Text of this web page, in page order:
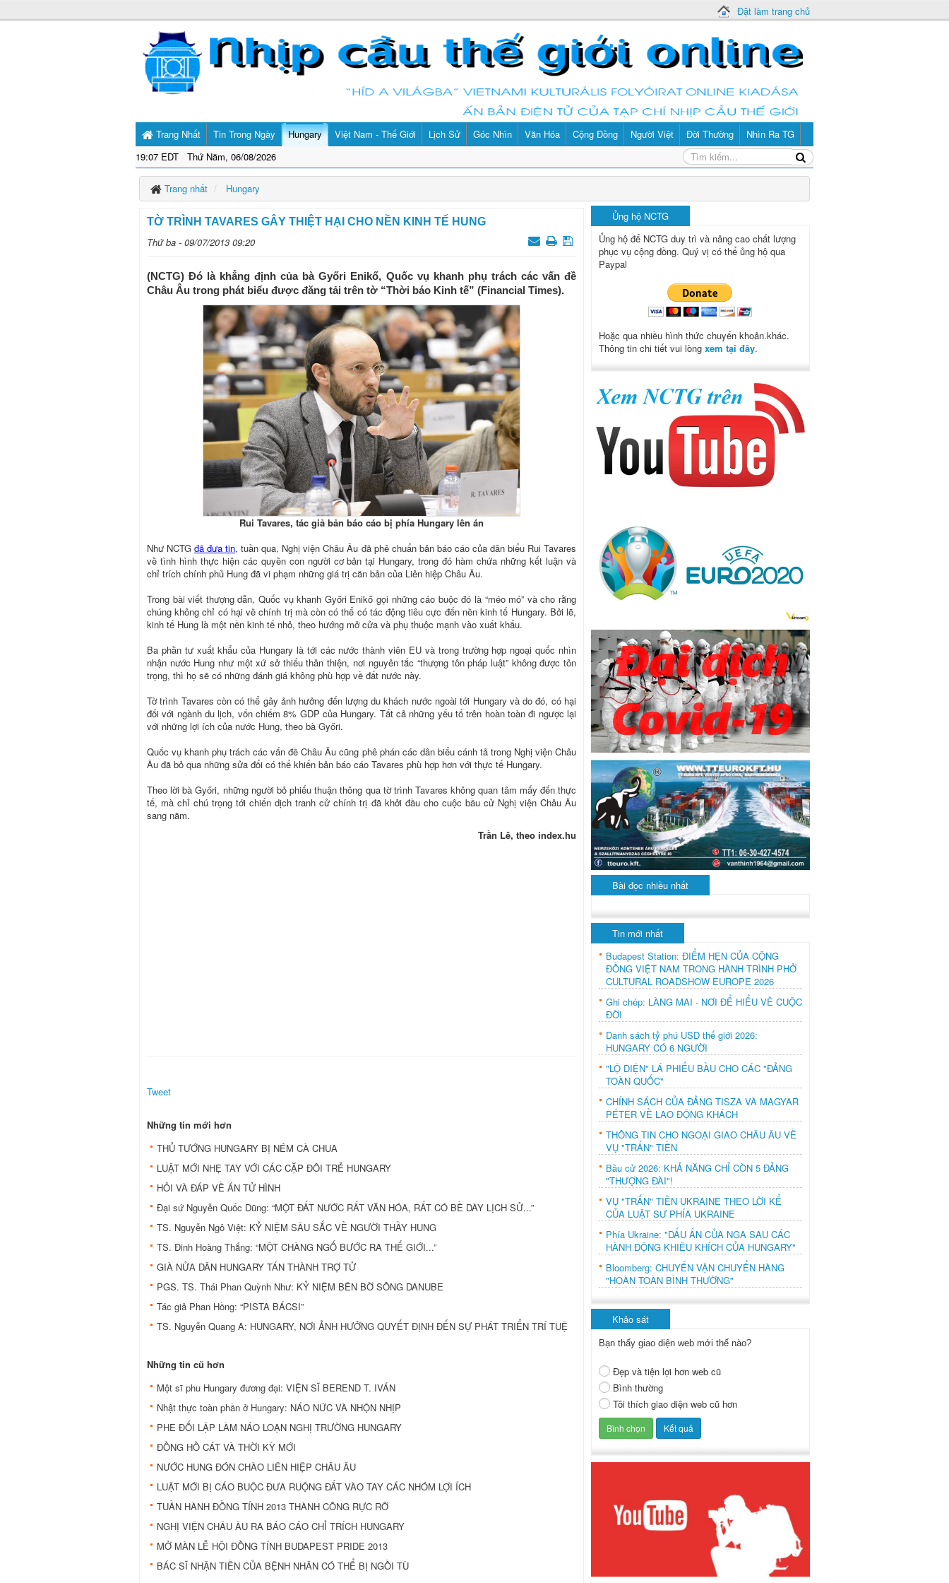
Đặt làm trang chủ
Trang Nhất
19:07 EDT Thứ Năm, 06/08/2026
Tin Trong Ngày Hungary Việt Nam - Thế Giới Lịch Sử Góc Nhìn Văn Hóa Cộng Đồng Người Việt Đời Thường Nhìn Ra TG
Trang nhất Hungary
TỜ TRÌNH TAVARES GÂY THIỆT HẠI CHO NỀN KINH TẾ HUNG
Thứ ba - 09/07/2013 09:20
(NCTG) Đó là khẳng định của bà Győri Enikő, Quốc vụ khanh phụ trách các vấn đề
Châu Âu trong phát biểu được đăng tải trên tờ “Thời báo Kinh tế” (Financial Times).
Rui Tavares, tác giả bản báo cáo bị phía Hungary lên án
Như NCTGđã đưa tin, tuần qua, Nghị viện Châu Âu đã phê chuẩn bản báo cáo của dân biểu Rui Tavares
về tình hình thực hiện các quyền con người cơ bản tại Hungary, trong đó hàm chứa những kết luận và
chỉ trích chính phủ Hung đã vi phạm những giá trị căn bản của Liên hiệp Châu Âu.
Trong bài viết thượng dẫn, Quốc vụ khanh Győri Enikő gọi những cáo buộc đó là “méo mó” và cho rằng
chúng không chỉ có hại về chính trị mà còn có thể có tác động tiêu cực đến nền kinh tế Hungary. Bởi lẽ,
kinh tế Hung là một nền kinh tế nhỏ, theo hướng mở cửa và phụ thuộc mạnh vào xuất khẩu.
Ba phần tư xuất khẩu của Hungary là tới các nước thành viên EU và trong trường hợp ngoại quốc nhìn
nhận nước Hung như một xứ sở thiếu thân thiện, nơi nguyên tắc “thượng tôn pháp luật” không được tôn
trọng, thì họ sẽ có những đánh giá không phù hợp về đất nước này.
Tờ trình Tavares còn có thể gây ảnh hưởng đến lượng du khách nước ngoài tới Hungary và do đó, có hại
đối với ngành du lịch, vốn chiếm 8% GDP của Hungary. Tất cả những yếu tố trên hoàn toàn đi ngược lại
với những lợi ích của nước Hung, theo bà Győri.
Quốc vụ khanh phụ trách các vấn đề Châu Âu cũng phê phán các dân biểu cánh tả trong Nghị viện Châu
Âu đã bỏ qua những sửa đổi có thể khiến bản báo cáo Tavares phù hợp hơn với thực tế Hungary.
Theo lời bà Győri, những người bỏ phiếu thuận thông qua tờ trình Tavares không quan tâm mấy đến thực
tế, mà chỉ chú trọng tới chiến dịch tranh cử chính trị đã khởi đầu cho cuộc bầu cử Nghị viện Châu Âu
sang năm.
Trần Lê, theo index.hu
Tweet
Những tin mới hơn
THỦ TƯỚNG HUNGARY BỊ NÉM CÀ CHUA
LUẬT MỚI NHẸ TAY VỚI CÁC CẶP ĐÔI TRẺ HUNGARY
HỎI VÀ ĐÁP VỀ ÁN TỬ HÌNH
Đại sứ Nguyễn Quốc Dũng: “MỘT ĐẤT NƯỚC RẤT VĂN HÓA, RẤT CÓ BỀ DÀY LỊCH SỬ...”
TS. Nguyễn Ngô Việt: KỶ NIỆM SÂU SẮC VỀ NGƯỜI THẦY HUNG
TS. Đinh Hoàng Thắng: “MỘT CHÀNG NGỐ BƯỚC RA THẾ GIỚI...”
GIÀ NỬA DÂN HUNGARY TÁN THÀNH TRỢ TỬ
PGS. TS. Thái Phan Quỳnh Như: KỶ NIỆM BÊN BỜ SÔNG DANUBE
Tác giả Phan Hồng: “PISTA BÁCSI”
TS. Nguyễn Quang A: HUNGARY, NƠI ẢNH HƯỞNG QUYẾT ĐỊNH ĐẾN SỰ PHÁT TRIỂN TRÍ TUỆ
Những tin cũ hơn
Một sĩ phu Hungary đương đại: VIỆN SĨ BEREND T. IVÁN
Nhật thực toàn phần ở Hungary: NÁO NỨC VÀ NHỘN NHỊP
PHE ĐỐI LẬP LÀM NÁO LOẠN NGHỊ TRƯỜNG HUNGARY
ĐỒNG HỒ CÁT VÀ THỜI KỲ MỚI
NƯỚC HUNG ĐÓN CHÀO LIÊN HIỆP CHÂU ÂU
LUẬT MỚI BỊ CÁO BUỘC ĐƯA RUỘNG ĐẤT VÀO TAY CÁC NHÓM LỢI ÍCH
TUẦN HÀNH ĐỒNG TÍNH 2013 THÀNH CÔNG RỰC RỠ
NGHỊ VIỆN CHÂU ÂU RA BÁO CÁO CHỈ TRÍCH HUNGARY
MỞ MÀN LỄ HỘI ĐỒNG TÍNH BUDAPEST PRIDE 2013
BÁC SĨ NHẬN TIỀN CỦA BỆNH NHÂN CÓ THỂ BỊ NGỒI TÙ
Ủng hộ NCTG
Ủng hộ để NCTG duy trì và nâng cao chất lượng
phục vụ cộng đồng. Quý vị có thể ủng hộ qua
Paypal
Hoặc qua nhiều hình thức chuyển khoản.khác.
Thông tin chi tiết vui lòng xem tại đây.
Bài đọc nhiều nhất
Tin mới nhất
Budapest Station: ĐIỂM HẸN CỦA CỘNG
ĐỒNG VIỆT NAM TRONG HÀNH TRÌNH PHỞ
CULTURAL ROADSHOW EUROPE 2026
Ghi chép: LÀNG MAI - NƠI ĐỂ HIỂU VỀ CUỘC
ĐỜI
Danh sách tỷ phú USD thế giới 2026:
HUNGARY CÓ 6 NGƯỜI
"LỘ DIỆN" LÁ PHIẾU BẦU CHO CÁC "ĐẢNG
TOÀN QUỐC"
CHÍNH SÁCH CỦA ĐẢNG TISZA VÀ MAGYAR
PÉTER VỀ LAO ĐỘNG KHÁCH
THÔNG TIN CHO NGOẠI GIAO CHÂU ÂU VỀ
VỤ "TRẤN" TIỀN
Bầu cử 2026: KHẢ NĂNG CHỈ CÒN 5 ĐẢNG
"THƯỢNG ĐÀI"!
VỤ "TRẤN" TIỀN UKRAINE THEO LỜI KỂ
CỦA LUẬT SƯ PHÍA UKRAINE
Phía Ukraine: "DẤU ẤN CỦA NGA SAU CÁC
HÀNH ĐỘNG KHIÊU KHÍCH CỦA HUNGARY"
Bloomberg: CHUYẾN VẬN CHUYỂN HÀNG
"HOÀN TOÀN BÌNH THƯỜNG"
Khảo sát
Bạn thấy giao diện web mới thế nào?
Đẹp và tiện lợi hơn web cũ
Bình thường
Tôi thích giao diện web cũ hơn